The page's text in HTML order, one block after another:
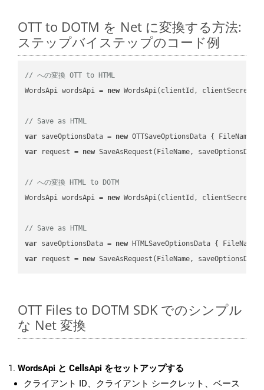
OTT to DOTM を Net に変換する方法:
ステップバイステップのコード例
// への変換 OTT to HTML
WordsApi wordsApi = new WordsApi(clientId, clientSecret);
// Save as HTML
var saveOptionsData = new OTTSaveOptionsData { FileName =
var request = new SaveAsRequest(FileName,
// への変換 HTML to DOTM
WordsApi wordsApi = new WordsApi(clientId, clientSecret);
// Save as HTML
var saveOptionsData = new HTMLSaveOptionsData { FileName
var request = new
OTT Files to DOTM SDK でのシンプル
な Net 変換
WordsApi と CellsApi をセットアップする
クライアント ID、クライアント シークレット、ベース